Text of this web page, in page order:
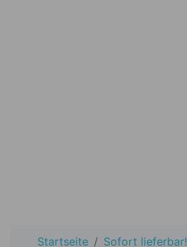
Startseite Sofort lieferbar!